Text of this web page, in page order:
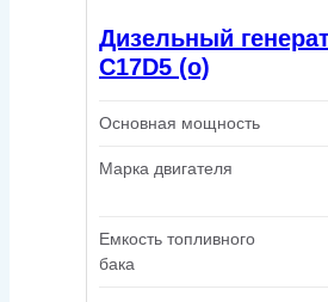
Дизельный
C17D5 (o)
Основная мощность
Марка двигателя
Емкость топливного
бака